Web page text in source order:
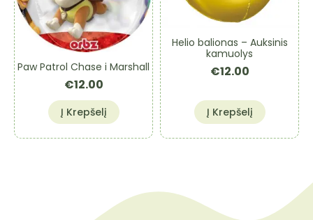
Paw Patrol Chase i Marshall
€12.00
Į Krepšelį
Helio balionas – Auksinis
kamuolys
€12.00
Į Krepšelį